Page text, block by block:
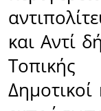
και Αντί
Τοπικής